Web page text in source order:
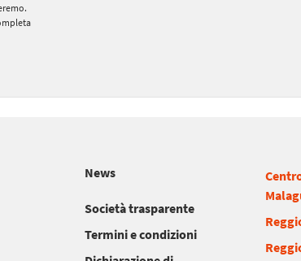
News
Società trasparente
Termini e condizioni